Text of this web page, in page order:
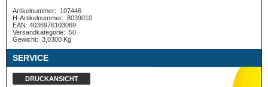
Artikelnummer:
107446
H-Artikelnummer: 8039010
EAN: 4036976103069
Versandkategorie: 50
Gewicht: 3,0300 Kg
SERVICE
DRUCKANSICHT